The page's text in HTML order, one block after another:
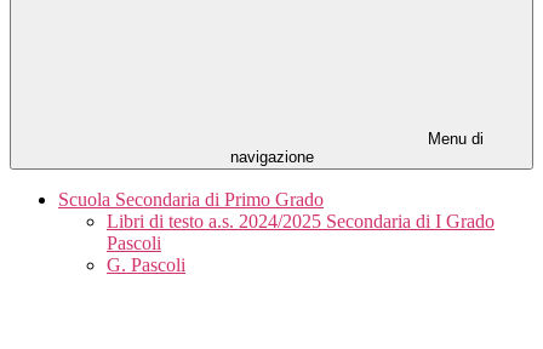
Menu di
navigazione
Scuola Secondaria di Primo Grado
Libri di testo a.s. 2024/2025 Secondaria di I Grado
Pascoli
G. Pascoli